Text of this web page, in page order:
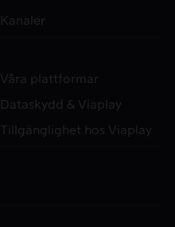
Kanaler
Våra plattformar
Dataskydd & Viaplay
Tillgänglighet hos Viaplay